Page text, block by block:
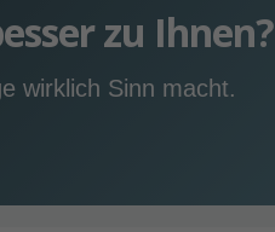
zu Ihnen?
wirklich Sinn macht.